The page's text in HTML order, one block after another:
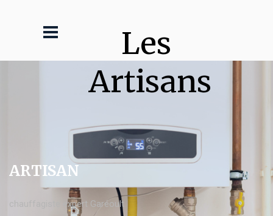
Les
Artisans
ARTISAN
chauffagiste expert Garéoult